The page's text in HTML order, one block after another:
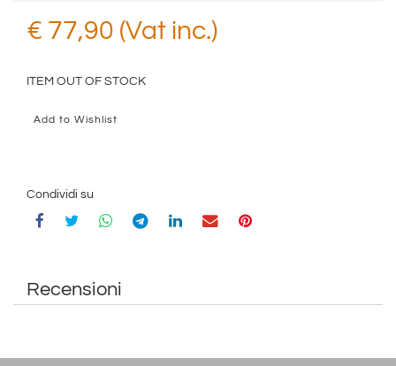
€ 77,90 (Vat inc.)
ITEM OUT OF STOCK
Add to Wishlist
Condividi su
Recensioni